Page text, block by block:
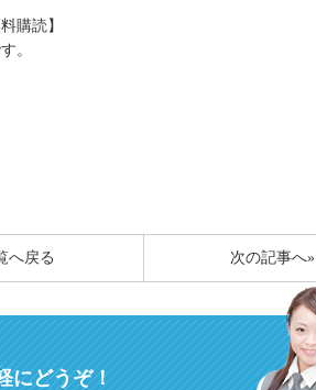
購読】
。
次の記事へ»
へ戻る
にどうぞ！